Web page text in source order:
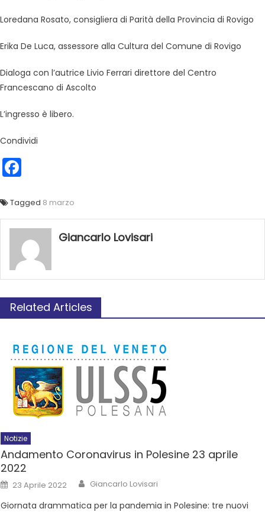
Loredana Rosato, consigliera di Parità della Provincia di Rovigo
Erika De Luca, assessore alla Cultura del Comune di Rovigo
Dialoga con l’autrice Livio Ferrari direttore del Centro
Francescano di Ascolto
L’ingresso è libero.
Condividi
Tagged 8 marzo
Giancarlo Lovisari
Related Articles
Notizie
Andamento Coronavirus in Polesine 23 aprile
2022
23 Aprile 2022 Giancarlo Lovisari
Giornata drammatica per la pandemia in Polesine: tre nuovi